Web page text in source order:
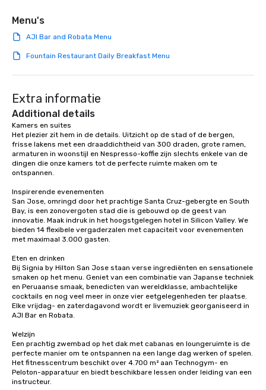
Menu's
AJI Bar and Robata Menu
Fountain Restaurant Daily Breakfast Menu
Extra informatie
Additional details
Kamers en suites
Het plezier zit hem in de details. Uitzicht op de stad of de bergen,
frisse lakens met een draaddichtheid van 300 draden, grote ramen,
armaturen in woonstijl en Nespresso-koffie zijn slechts enkele van de
dingen die onze kamers tot de perfecte ruimte maken om te
ontspannen.
Inspirerende evenementen
San Jose, omringd door het prachtige Santa Cruz-gebergte en South
Bay, is een zonovergoten stad die is gebouwd op de geest van
innovatie. Maak indruk in het hoogstgelegen hotel in Silicon Valley. We
bieden 14 flexibele vergaderzalen met capaciteit voor evenementen
met maximaal 3.000 gasten.
Eten en drinken
Bij Signia by Hilton San Jose staan verse ingrediënten en sensationele
smaken op het menu. Geniet van een combinatie van Japanse techniek
en Peruaanse smaak, benedicten van wereldklasse, ambachtelijke
cocktails en nog veel meer in onze vier eetgelegenheden ter plaatse.
Elke vrijdag- en zaterdagavond wordt er livemuziek georganiseerd in
AJI Bar en Robata.
Welzijn
Een prachtig zwembad op het dak met cabanas en loungeruimte is de
perfecte manier om te ontspannen na een lange dag werken of spelen.
Het fitnesscentrum beschikt over 4.700 m² aan Technogym- en
Peloton-apparatuur en biedt beschikbare lessen onder leiding van een
instructeur.